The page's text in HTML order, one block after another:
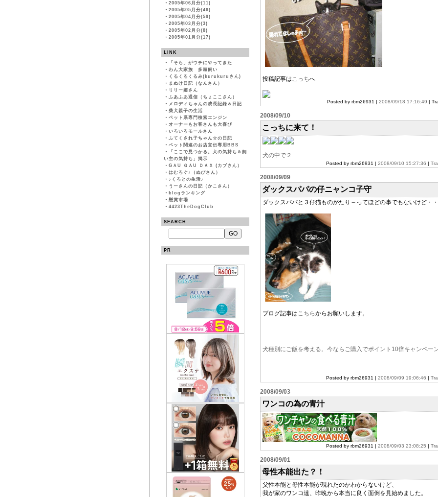
・ 2005年06月分(11)
・ 2005年05月分(46)
・ 2005年04月分(59)
・ 2005年03月分(3)
・ 2005年02月分(8)
・ 2005年01月分(17)
LINK
・
「そら」がウチにやってきた
・ わん大家族 多頭飼い
・ くるくるくるみ(kurukuruさん)
・ まぬけ日記（なんさん）
・ リリー姫さん
・ ふあふあ通信（ちょここさん）
・ メロディちゃんの成長記録＆日記
・ 柴犬親子の生活
・ ペット系専門検索エンジン
・ オーナーもお客さんも大喜び
・ いろいろモールさん
・ ふてくされ子ちゃん☆の日記
・ ペット関連のお店宣伝専用BBS
・
「ここで見つかる。犬の気持ち＆飼
い主の気持ち」掲示
・ GＡU ＧＡU ＤＡＸ (カブさん）
・ はむろぐ♪（ぬびさん）
・ ♪くろとの生活♪
・ うーさんの日記（かこさん）
・ blogランキング
・ 懸賞市場
・ 4423TheDogClub
SEARCH
PR
投稿記事はこっちへ
Posted by rbm26931 | 2008/09/18 17:16:49 |
2008/09/10
こっちに来て！
犬の中で２
Posted by rbm26931 | 2008/09/10 15:27:36 |
2008/09/09
ダックスパパの仔ニャンコ子守
ダックスパパと３仔猫ものがたり～ってほどの事でもないけど・・
ブログ記事はこちらからお願いします。
犬種別にご飯を考える。今ならご購入でポイント10倍キャンペー
Posted by rbm26931 | 2008/09/09 19:06:46 |
2008/09/03
ワンコの為の青汁
Posted by rbm26931 | 2008/09/03 23:08:25 |
2008/09/01
母性本能出た？！
父性本能と母性本能が現れたのかわからないけど、
我が家のワンコ達、昨晩から本当に良く面倒を見始めました。